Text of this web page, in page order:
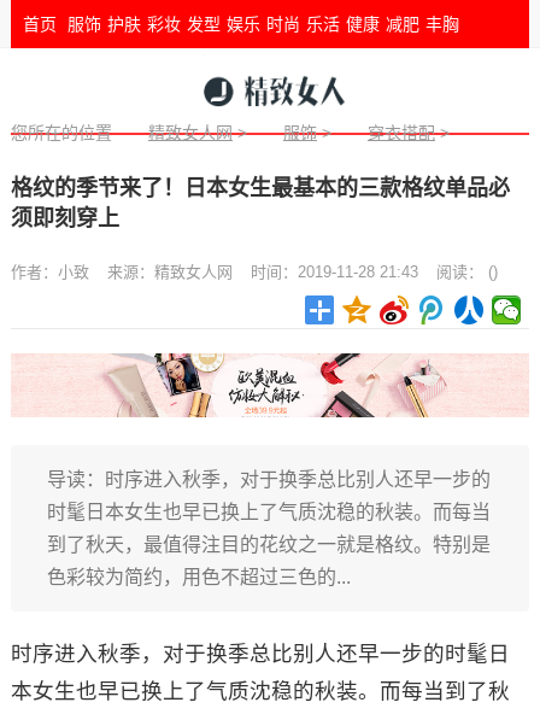
首页 服饰 护肤 彩妆 发型 娱乐 时尚 乐活 健康 减肥 丰胸
您所在的位置 精致女人网> 服饰> 穿衣搭配>
格纹的季节来了！日本女生最基本的三款格纹单品必
须即刻穿上
作者： 小致 来源： 精致女人网 时间：2019-11-28 21:43 阅读： ()
导读：时序进入秋季，对于换季总比别人还早一步的
时髦日本女生也早已换上了气质沈稳的秋装。而每当
到了秋天，最值得注目的花纹之一就是格纹。特别是
色彩较为简约，用色不超过三色的...
时序进入秋季，对于换季总比别人还早一步的时髦日
本女生也早已换上了气质沈稳的秋装。而每当到了秋